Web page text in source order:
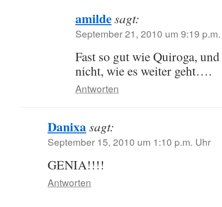
amildesagt:
September 21, 2010 um 9:19
Fast so gut wie Quiroga,
nicht, wie es weiter geht….
Antworten
Danixasagt:
September 15, 2010 um 1:10 p.m. Uhr
GENIA!!!!
Antworten